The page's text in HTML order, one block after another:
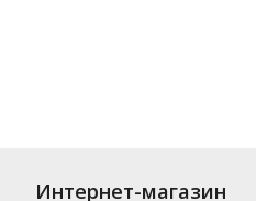
Купить
Интернет-магазин